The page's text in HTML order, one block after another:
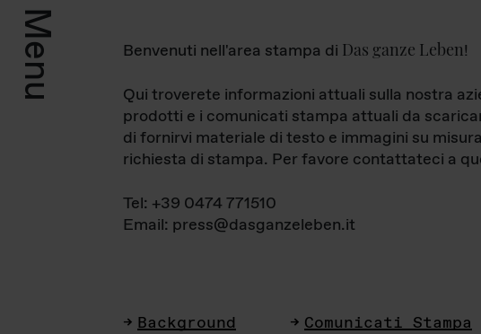
Menu Benvenuti nell'area stampa di Das ganze Leben!
Qui troverete informazioni attuali sulla nostra
prodotti e i comunicati stampa attuali da
di fornirvi materiale di testo e immagini su
richiesta di stampa. Per favore contattateci a
Tel: +39 0474 771510
Email: press@dasganzeleben.it
Background Comunicati Stampa